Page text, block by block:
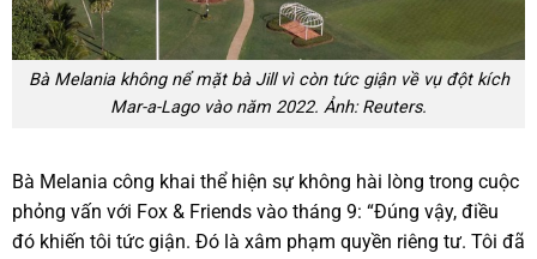
Bà Melania không nể mặt bà Jill vì còn tức giận về vụ đột kích
Mar-a-Lago vào năm 2022. Ảnh: Reuters.
Bà Melania công khai thể hiện sự không hài lòng trong cuộc
phỏng vấn với Fox & Friends vào tháng 9: “Đúng vậy, điều
đó khiến tôi tức giận. Đó là xâm phạm quyền riêng tư. Tôi đã